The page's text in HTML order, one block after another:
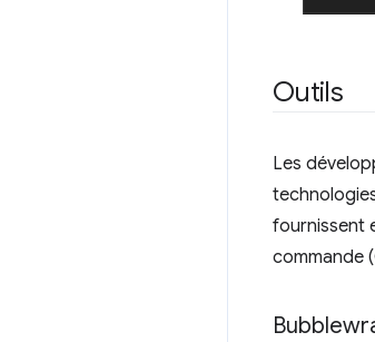
Outils
Les
fournissent
commande